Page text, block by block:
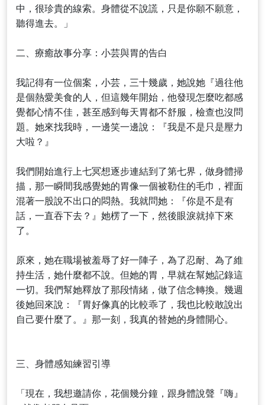
中，很珍貴的線索。身體從不說謊，只是你願不願意，
聽得進去。」
二、療癒故事分享：小芸與胃的告白
我記得有一位個案，小芸，三十幾歲，她說她『過往他
是個熱愛美食的人，但這幾年開始，他發現怎麼吃都感
覺都心情不佳，甚至感到每天胃都不舒服，檢查也沒問
題。她來找我時，一邊笑一邊說：『我是不是只是壓力
大啦？』
我們開始進行上七冥想逐步連結到了第七界，做身體掃
描，那一瞬間我感覺她的胃像一個被勒住的毛巾，裡面
混著一股說不出口的悶熱。我就問她：『你是不是有
話，一直吞下去？』她楞了一下，然後眼淚就掉下來
了。
原來，她在職場被羞辱了好一陣子，為了忍耐、為了維
持生活，她什麼都不說。但她的胃，早就在幫她記錄這
一切。我們幫她釋放了那段情緒，做了信念轉換。幾週
後她回來說：『胃好像真的比較乖了，我也比較敢說出
自己要什麼了。』那一刻，我真的替她的身體開心。
三、身體感知練習引導
「現在，我想邀請你，花個幾分鐘，跟身體說聲『嗨』